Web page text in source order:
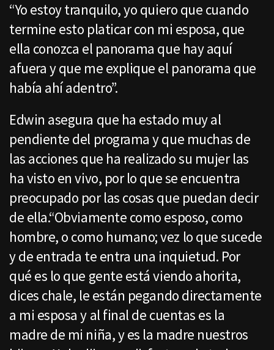
“Yo estoy tranquilo, yo quiero que cuando
termine esto platicar con mi esposa, que
ella conozca el panorama que hay aquí
afuera y que me explique el panorama que
había ahí adentro”.
Edwin asegura que ha estado muy al
pendiente del programa y que muchas de
las acciones que ha realizado su mujer las
ha visto en vivo, por lo que se encuentra
preocupado por las cosas que puedan decir
de ella.“Obviamente como esposo, como
hombre, o como humano; vez lo que sucede
y de entrada te entra una inquietud. Por
qué es lo que gente está viendo ahorita,
dices chale, le están pegando directamente
a mi esposa y al final de cuentas es la
madre de mi niña, y es la madre nuestros